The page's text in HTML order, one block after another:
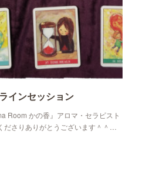
インセッション
Room かの香』アロマ・セラピスト
ださりありがとうございます＾＾…